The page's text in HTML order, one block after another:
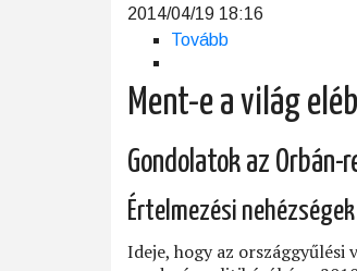
2014/04/19 18:16
Tovább
piramisjátéka)
Ment-e a világ
Gondolatok az Orbán-
Értelmezési nehézségek
Ideje, hogy az